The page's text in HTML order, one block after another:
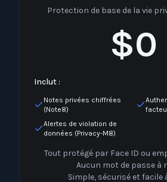
Protection de base de la vie
$0
Inclut :
Notes privées chiffrées
(Note8)
Alertes de violation de
données (Privacy-M8)
Tout protégé par Face ID ou
Aucun mot de passe à
Simple, sécurisé et facile